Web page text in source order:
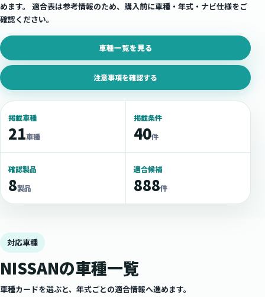
めます。 適合表は参考情報のため、購入前に車種・年式・ナビ仕様をご
確認ください。
車種一覧を見る
注意事項を確認する
掲載車種
21車種
掲載条件
40件
確認製品
8製品
適合候補
888件
対応車種
NISSANの車種一覧
車種カードを選ぶと、年式ごとの適合情報へ進めます。